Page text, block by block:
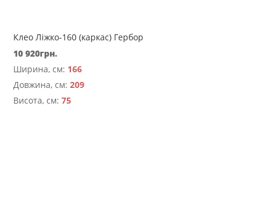
Клео Ліжко-160 (каркас) Гербор
10 920грн.
Ширина, см: 166
Довжина, см:209
Висота, см:75